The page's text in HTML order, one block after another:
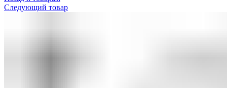
Следующий товар